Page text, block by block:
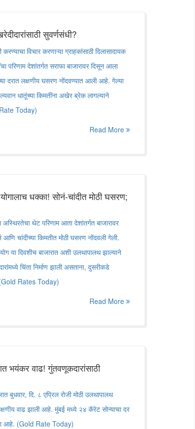
सुवर्णसंधी?
विचार करणाऱ्या ग्राहकांसाठी दिलासादायक
परिणाम देशांतर्गत सराफा बाजारावर दिसून आला
दरात लक्षणीय घसरण नोंदवण्यात आली आहे. गेल्या
धातूंच्या किमतींना अखेर ब्रेक लागल्याने
Rate Today)
Read More
धक्का! सोनं-चांदीत मोठी घसरण;
थेट परिणाम आता देशांतर्गत बाजारावर
चांदीच्या किमतीत मोठी घसरण नोंदवली गेली.
या दिवशीच बाजारात अशी उलथापालथ झाल्याने
चिंता निर्माण झाली असताना, दुसरीकडे
(Gold Rates Today)
Read More
भयंकर वाढ! गुंतवणूकदारांसाठी
बुधवार, दि. ८ एप्रिल रोजी मोठी उलथापालथ
वाढ झाली आहे. मुंबई मध्ये २४ कॅरेट सोन्याचा दर
आहे. (Gold Rate Today)